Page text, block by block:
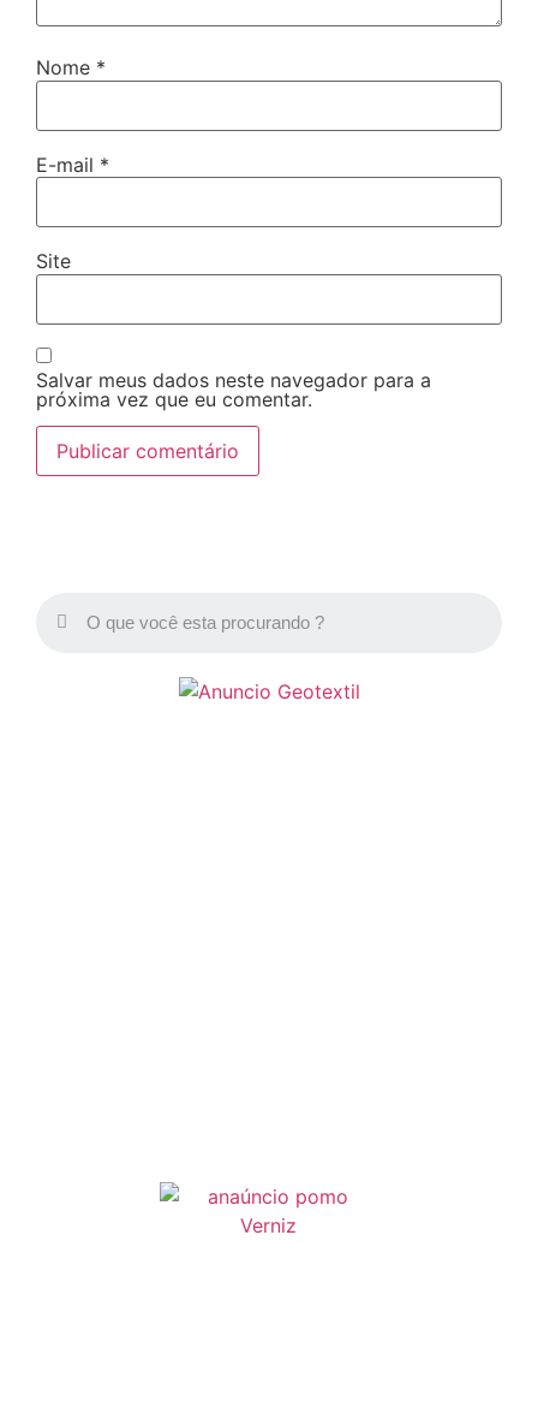
Nome *
E-mail *
Site
Salvar meus dados neste navegador para a
próxima vez que eu comentar.